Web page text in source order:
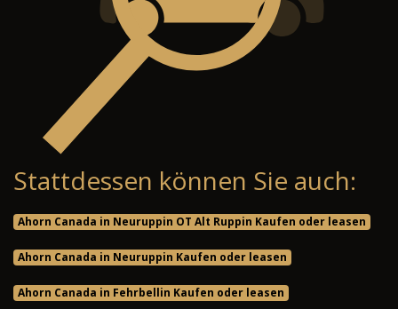
Stattdessen können Sie auch:
Ahorn Canada in Neuruppin OT Alt Ruppin Kaufen oder leasen
Ahorn Canada in Neuruppin Kaufen oder leasen
Ahorn Canada in Fehrbellin Kaufen oder leasen